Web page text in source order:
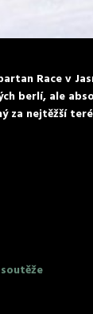
Race v
berlí, ale
za nejtěžší